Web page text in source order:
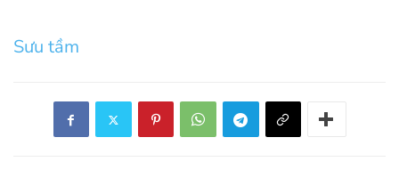
Sưu tầm